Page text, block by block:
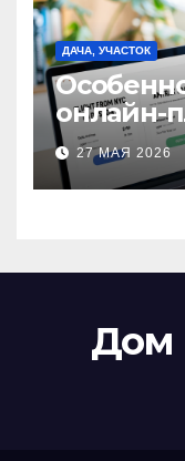
ДАЧА, УЧАСТОК
онлайн-
поиска
билетов
27 МАЯ 2026
Дом